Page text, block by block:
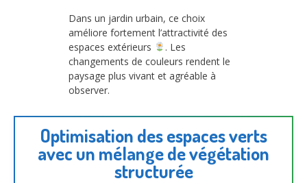
Dans un jardin urbain, ce choix
améliore fortement l’attractivité des
espaces extérieurs
. Les
changements de couleurs rendent le
paysage plus vivant et agréable à
observer.
Optimisation des espaces verts
avec un mélange de végétation
structurée